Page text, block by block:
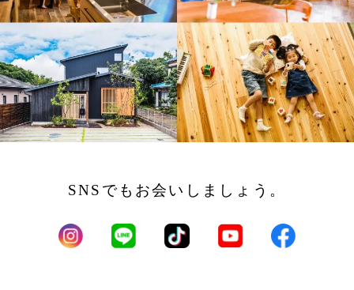
SNSでもお会いしましょう。